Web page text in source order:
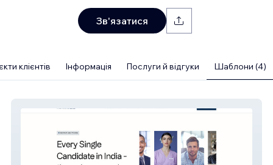
Зв'язатися
клієнтів Інформація Послуги й відгуки Шаблони (4)